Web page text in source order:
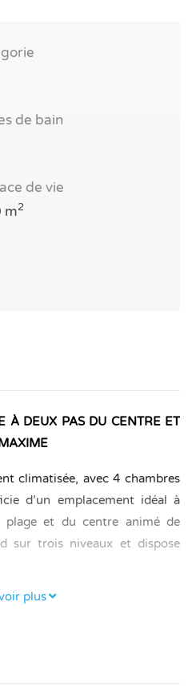
de bain
de vie
m2
À DEUX PAS DU CENTRE ET
climatisée, avec 4 chambres
d’un emplacement idéal à
plage et du centre animé de
sur trois niveaux et dispose
BAIN
four, d’un micro-ondes, d’un
plus